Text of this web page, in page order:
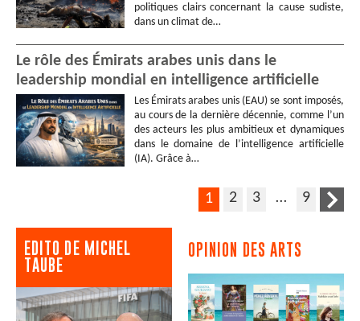
politiques clairs concernant la cause sudiste,
dans un climat de…
Le rôle des Émirats arabes unis dans le
leadership mondial en intelligence artificielle
Les Émirats arabes unis (EAU) se sont imposés,
au cours de la dernière décennie, comme l’un
des acteurs les plus ambitieux et dynamiques
dans le domaine de l’intelligence artificielle
(IA). Grâce à…
1 2 3 … 9
EDITO DE MICHEL
TAUBE
OPINION DES ARTS